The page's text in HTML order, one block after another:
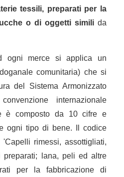
tessili, preparati per la
o di oggetti simili da
ogni merce si applica un
comunitaria) che si
del Sistema Armonizzato
internazionale
è composto da 10 cifre e
ogni tipo di bene. Il codice
rimessi, assottigliati,
preparati; lana, peli ed altre
per la fabbricazione di